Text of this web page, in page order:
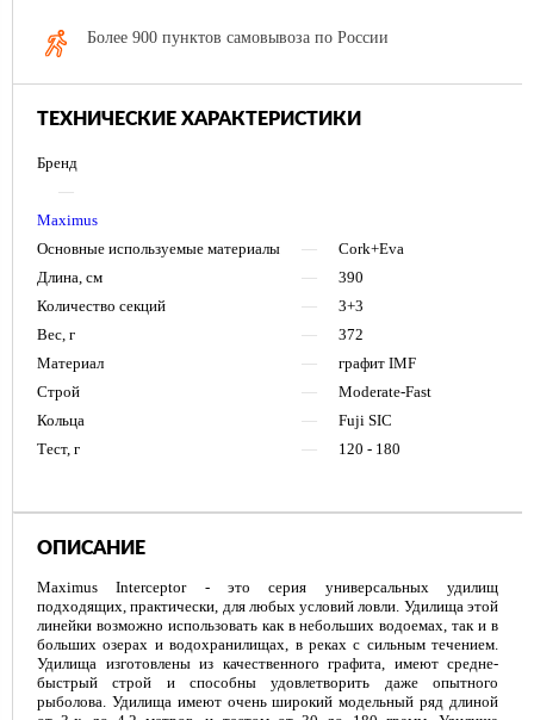
Более 900 пунктов самовывоза по России
ТЕХНИЧЕСКИЕ ХАРАКТЕРИСТИКИ
Бренд
—
Maximus
Основные используемые материалы
—
Cork+Eva
Длина, см
—
390
Количество секций
—
3+3
Вес, г
—
372
Материал
—
графит IMF
Строй
—
Moderate-Fast
Кольца
—
Fuji SIC
Тест, г
— 120 - 180
ОПИСАНИЕ
Maximus Interceptor - это серия универсальных удилищ
подходящих, практически, для любых условий ловли. Удилища этой
линейки возможно использовать как в небольших водоемах, так и в
больших озерах и водохранилищах, в реках с сильным течением.
Удилища изготовлены из качественного графита, имеют средне-
быстрый строй и способны удовлетворить даже опытного
рыболова. Удилища имеют очень широкий модельный ряд длиной